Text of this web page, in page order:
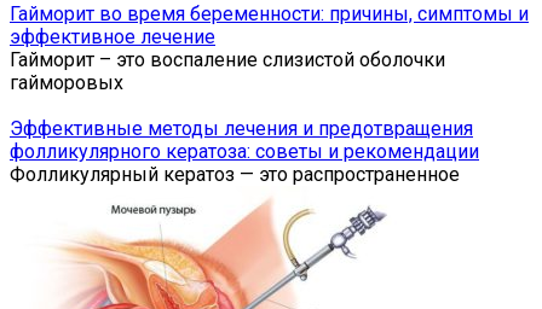
Гайморит во время беременности: причины, симптомы и
эффективное лечение
Гайморит – это воспаление слизистой оболочки
гайморовых
Эффективные методы лечения и предотвращения
фолликулярного кератоза: советы и рекомендации
Фолликулярный кератоз — это распространенное